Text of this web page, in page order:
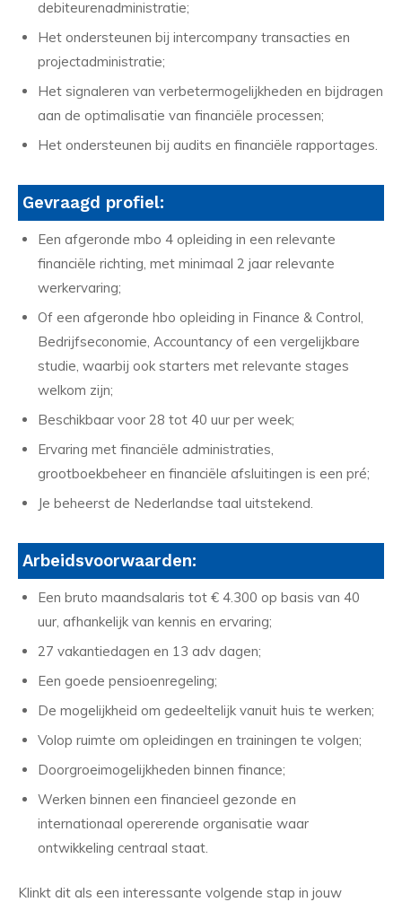
debiteurenadministratie;
Het ondersteunen bij intercompany transacties en
projectadministratie;
Het signaleren van verbetermogelijkheden en bijdragen
aan de optimalisatie van financiële processen;
Het ondersteunen bij audits en financiële rapportages.
Gevraagd profiel:
Een afgeronde mbo 4 opleiding in een relevante
financiële richting, met minimaal 2 jaar relevante
werkervaring;
Of een afgeronde hbo opleiding in Finance & Control,
Bedrijfseconomie, Accountancy of een vergelijkbare
studie, waarbij ook starters met relevante stages
welkom zijn;
Beschikbaar voor 28 tot 40 uur per week;
Ervaring met financiële administraties,
grootboekbeheer en financiële afsluitingen is een pré;
Je beheerst de Nederlandse taal uitstekend.
Arbeidsvoorwaarden:
Een bruto maandsalaris tot € 4.300 op basis van 40
uur, afhankelijk van kennis en ervaring;
27 vakantiedagen en 13 adv dagen;
Een goede pensioenregeling;
De mogelijkheid om gedeeltelijk vanuit huis te werken;
Volop ruimte om opleidingen en trainingen te volgen;
Doorgroeimogelijkheden binnen finance;
Werken binnen een financieel gezonde en
internationaal opererende organisatie waar
ontwikkeling centraal staat.
Klinkt dit als een interessante volgende stap in jouw